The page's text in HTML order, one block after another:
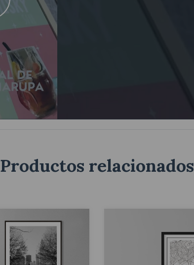
Productos relacionados